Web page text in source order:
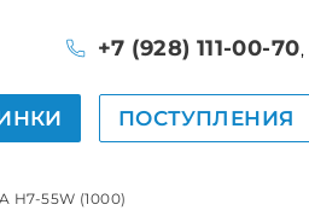
+7 (928) 111-00-70,
ПОСТУПЛЕНИЯ
H7-55W (1000)